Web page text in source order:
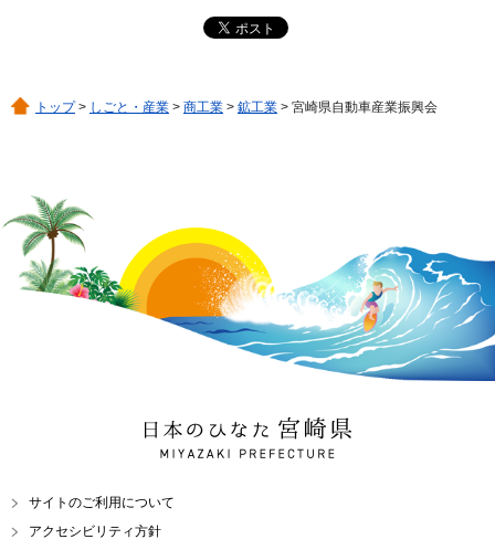
トップ> しごと・産業 > 商工業 > 鉱工業 > 宮崎県自動車産業振興会
日本のひなた 宮崎県
MIYAZAKI PREFECTURE
サイトのご利用について
アクセシビリティ方針